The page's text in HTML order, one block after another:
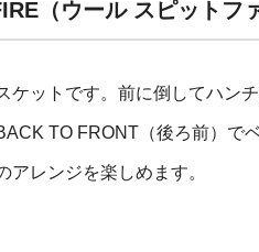
（ウール スピット
ケットです。前に倒してハン
TO FRONT（後ろ前）で
アレンジを楽しめます。